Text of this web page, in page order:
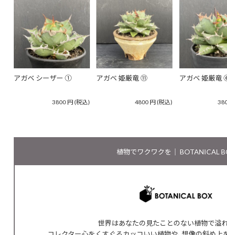
アガベ シーザー ①
3800円(税込)
アガベ 姫厳竜 ⑪
4800円(税込)
アガベ 姫厳竜
植物でワクワクを｜ BOTANICAL
世界はあなたの見たことのない植物で溢れ